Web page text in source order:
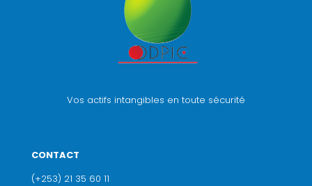
Vos actifs intangibles en toute sécurité
CONTACT
(+253) 21 35 60 11